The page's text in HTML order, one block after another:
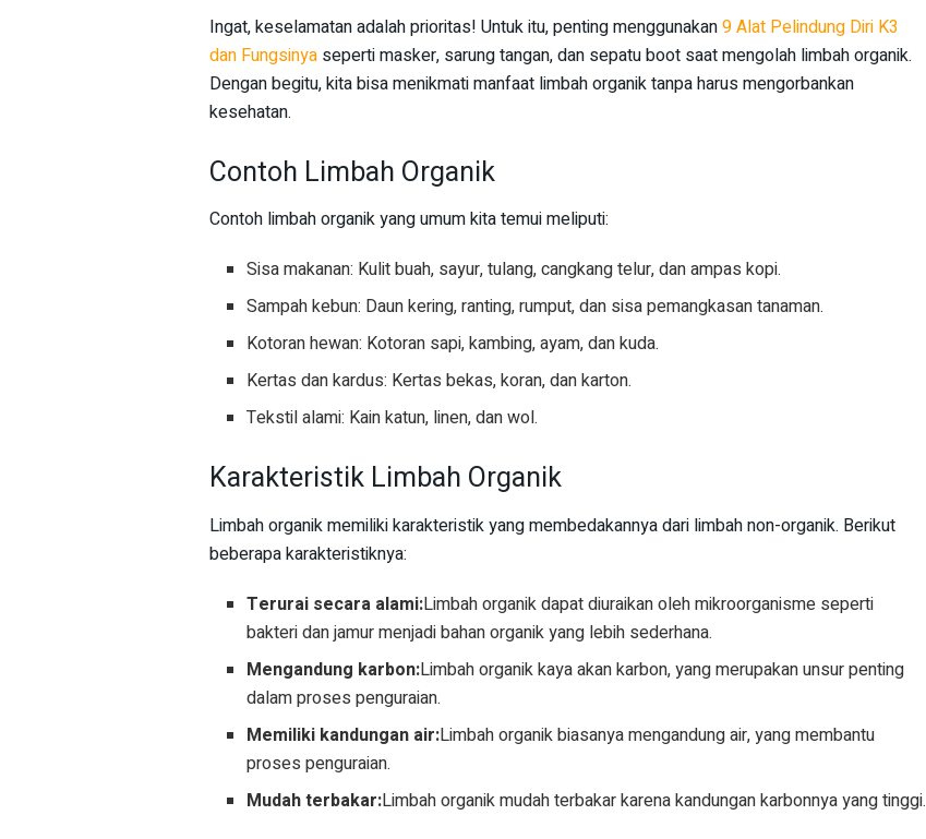
Ingat, keselamatan adalah prioritas! Untuk itu, penting menggunakan9 Alat Pelindung Diri K3
dan Fungsinya seperti masker, sarung tangan, dan sepatu boot saat mengolah limbah organik.
Dengan begitu, kita bisa menikmati manfaat limbah organik tanpa harus mengorbankan
kesehatan.
Contoh Limbah Organik
Contoh limbah organik yang umum kita temui meliputi:
Sisa makanan: Kulit buah, sayur, tulang, cangkang telur, dan ampas kopi.
Sampah kebun: Daun kering, ranting, rumput, dan sisa pemangkasan tanaman.
Kotoran hewan: Kotoran sapi, kambing, ayam, dan kuda.
Kertas dan kardus: Kertas bekas, koran, dan karton.
Tekstil alami: Kain katun, linen, dan wol.
Karakteristik Limbah Organik
Limbah organik memiliki karakteristik yang membedakannya dari limbah non-organik. Berikut
beberapa karakteristiknya:
Terurai secara alami:Limbah organik dapat diuraikan oleh mikroorganisme seperti
bakteri dan jamur menjadi bahan organik yang lebih sederhana.
Mengandung karbon:Limbah organik kaya akan karbon, yang merupakan unsur penting
dalam proses penguraian.
Memiliki kandungan air:Limbah organik biasanya mengandung air, yang membantu
proses penguraian.
Mudah terbakar:Limbah organik mudah terbakar karena kandungan karbonnya yang tinggi.